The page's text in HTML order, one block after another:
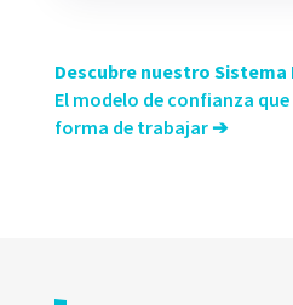
Descubre nuestro
El modelo de confianza
forma de trabajar ➔